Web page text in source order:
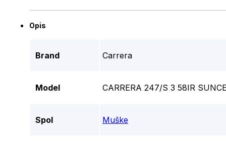
Opis
Brand Carrera
Model CARRERA 247/S 3 58IR
Spol Muške